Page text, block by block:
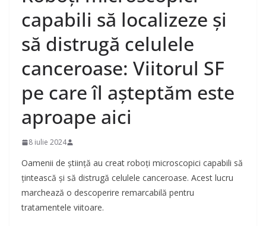
capabili să localizeze și
să distrugă celulele
canceroase: Viitorul SF
pe care îl așteptăm este
aproape aici
8 iulie 2024
Oamenii de știință au creat roboți microscopici capabili să
țintească și să distrugă celulele canceroase. Acest lucru
marchează o descoperire remarcabilă pentru
tratamentele viitoare.